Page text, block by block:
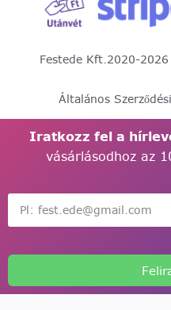
Festede Kft.2020-
Általános
Iratkozz fel a
vásárlásodhoz az